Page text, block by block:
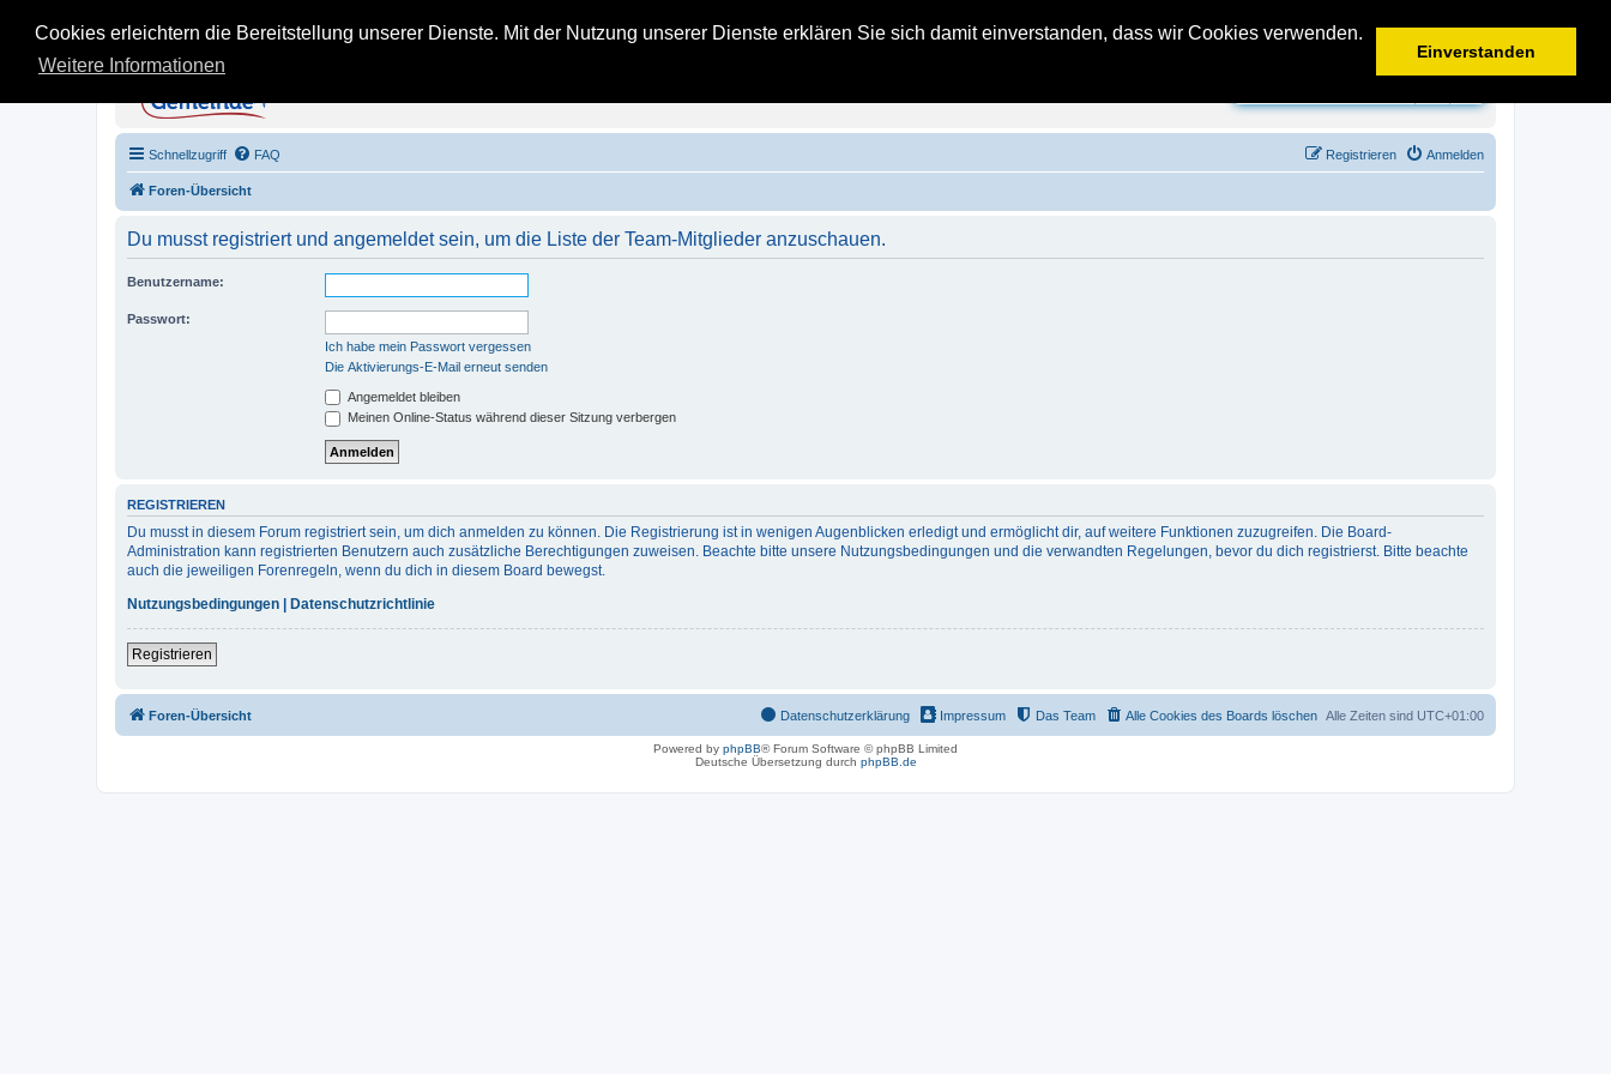
Cookies erleichtern die Bereitstellung unserer Dienste. Mit der Nutzung unserer Dienste erklären Sie sich damit einverstanden, dass wir Cookies verwenden.
Weitere Informationen
Einverstanden
Schnellzugriff FAQ Anmelden
Registrieren
Foren-Übersicht
Du musst registriert und angemeldet sein, um die Liste der Team-Mitglieder anzuschauen.
Benutzername:
Passwort:
Ich habe mein Passwort vergessen
Die Aktivierungs-E-Mail erneut senden
Angemeldet bleiben
Meinen Online-Status während dieser Sitzung verbergen
REGISTRIEREN
Du musst in diesem Forum registriert sein, um dich anmelden zu können. Die Registrierung ist in wenigen Augenblicken erledigt und ermöglicht dir, auf weitere Funktionen zuzugreifen. Die Board-
Administration kann registrierten Benutzern auch zusätzliche Berechtigungen zuweisen. Beachte bitte unsere Nutzungsbedingungen und die verwandten Regelungen, bevor du dich registrierst. Bitte beachte
auch die jeweiligen Forenregeln, wenn du dich in diesem Board bewegst.
Nutzungsbedingungen
Datenschutzrichtlinie
Registrieren
Foren-Übersicht Alle Zeiten sind UTC+01:00
Alle Cookies des Boards löschen
Das Team
Impressum
Datenschutzerklärung
Powered by phpBB® Forum Software © phpBB Limited
Deutsche Übersetzung durch phpBB.de